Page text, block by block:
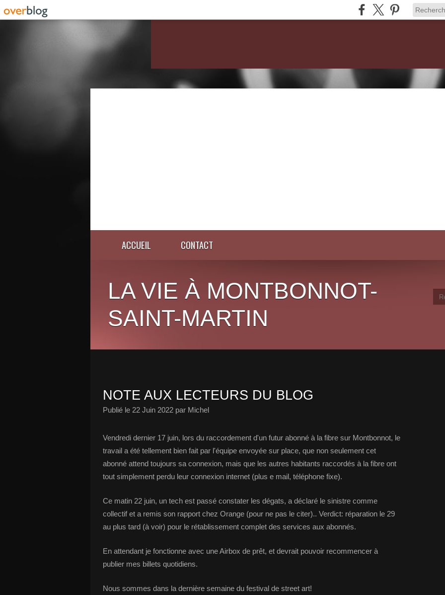
ACCUEIL CONTACT
LA VIE À MONTBONNOT-
SAINT-MARTIN
NOTE AUX LECTEURS DU BLOG
Publié le 22 Juin 2022 par Michel
Vendredi dernier 17 juin, lors du raccordement d'un futur abonné à la fibre sur Montbonnot, le
travail a été tellement bien fait par l'équipe envoyée sur place, que non seulement cet
abonné attend toujours sa connexion, mais que les autres habitants raccordés à la fibre ont
tout simplement perdu leur connexion internet (plus e mail, téléphone fixe).
Ce matin 22 juin, un tech est passé constater les dégats, a déclaré le sinistre comme
collectif et a remis son rapport chez Orange (pour ne pas le citer).. Verdict: réparation le 29
au plus tard (à voir) pour le rétablissement complet des services aux abonnés.
En attendant je fonctionne avec une Airbox de prêt, et devrait pouvoir recommencer à
publier mes billets quotidiens.
Nous sommes dans la dernière semaine du festival de street art!